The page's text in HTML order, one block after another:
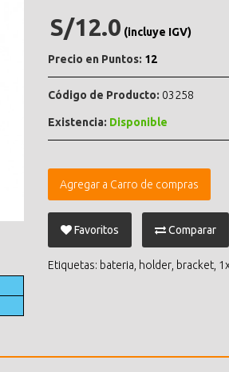
S/12.0 (incluye IGV)
Precio en Puntos: 12
Código de Producto: 03258
Existencia: Disponible
Agregar a Carro de compras
Favoritos Comparar
Etiquetas: bateria holder bracket